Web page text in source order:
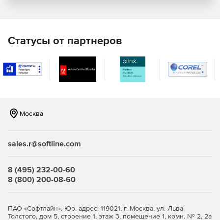
Exchange 2019 работает на базе Windows Server 2019 Core
и является самой надежной и защищенной платформой
для инфраструктуры обмена сообщениями.
Exchange Server 2019 использует доступные
внутренними ресурсами системы, помогая конечным
Безопасность
семейства продуктов, сразу готовая к работе и
защищающая ваши данные с помощью новейших средств
Статусы от партнеров
Москва
sales.r@softline.com
8 (495) 232-00-60
8 (800) 200-08-60
ПАО «Софтлайн». Юр. адрес: 119021, г. Москва, ул. Льва
Толстого, дом 5, строение 1, этаж 3, помещение 1, комн. № 2, 2а